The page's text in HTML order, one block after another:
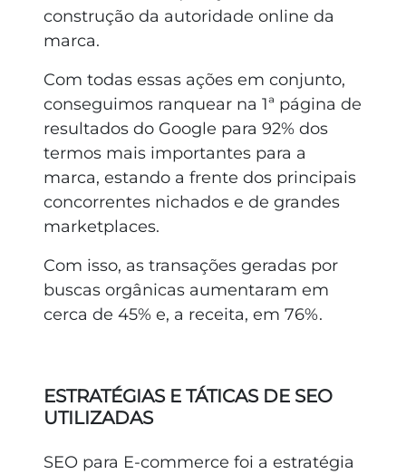
construção da autoridade online da
marca.
Com todas essas ações em conjunto,
conseguimos ranquear na 1ª página de
resultados do Google para 92% dos
termos mais importantes para a
marca, estando a frente dos principais
concorrentes nichados e de grandes
marketplaces.
Com isso, as transações geradas por
buscas orgânicas aumentaram em
cerca de 45% e, a receita, em 76%.
ESTRATÉGIAS E TÁTICAS DE SEO
UTILIZADAS
SEO para E-commerce foi a estratégia